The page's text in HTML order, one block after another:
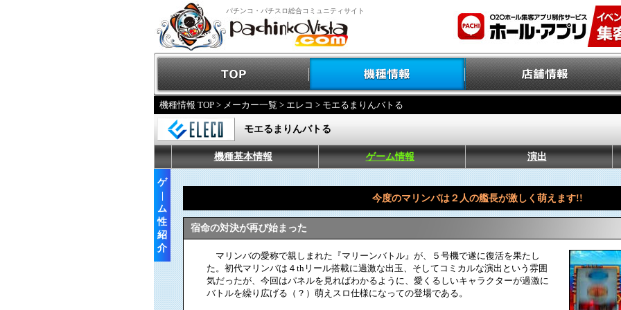
パチンコ・パチスロ総合コミュニティサイト
機種情報 TOP > メーカー一覧 > エレコ > モエるまりんバトる
モエるまりんバトる
機種基本情報 ゲーム情報 演出
ゲ
ム
性
紹
介
今度のマリンバは２人の艦長が激しく萌えます!!
宿命の対決が再び始まった
マリンバの愛称で親しまれた『マリーンバトル』が、５号機で遂に復活を果たし
た。初代マリンバは４thリール搭載に過激な出玉、そしてコミカルな演出という雰囲
気だったが、今回はパネルを見ればわかるように、愛くるしいキャラクターが過激に
バトルを繰り広げる（？）萌えスロ仕様になっての登場である。